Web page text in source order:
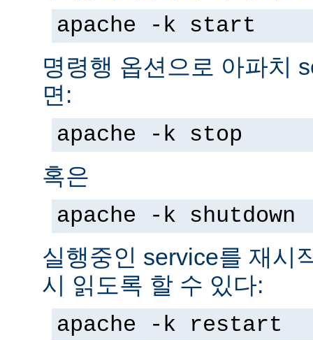
apache -k start
명령행 옵션으로 아파치
면:
apache -k stop
혹은
apache -k shutdown
실행중인 service를 재시
시 읽도록 할 수 있다:
apache -k restart